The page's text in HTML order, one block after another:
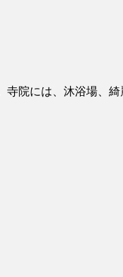
院には、沐浴場、